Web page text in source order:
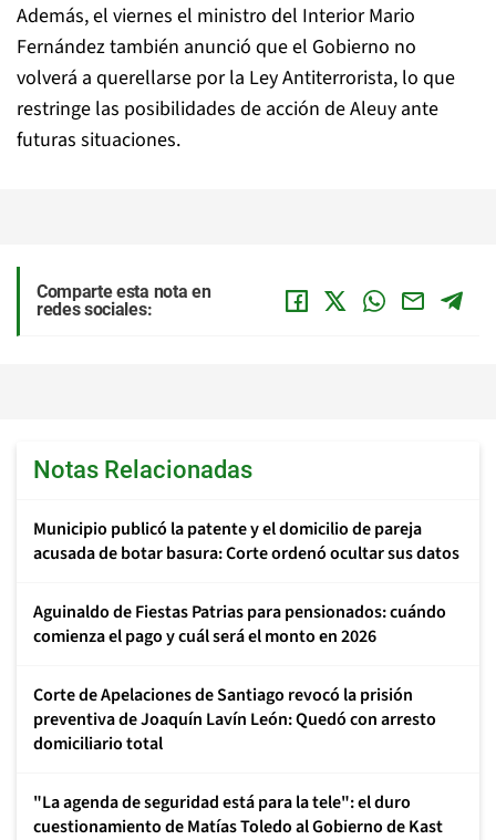
Además, el viernes el ministro del Interior Mario
Fernández también anunció que el Gobierno no
volverá a querellarse por la Ley Antiterrorista, lo que
restringe las posibilidades de acción de Aleuy ante
futuras situaciones.
Comparte esta nota en
redes sociales:
Notas Relacionadas
Municipio publicó la patente y el domicilio de pareja
acusada de botar basura: Corte ordenó ocultar sus datos
Aguinaldo de Fiestas Patrias para pensionados: cuándo
comienza el pago y cuál será el monto en 2026
Corte de Apelaciones de Santiago revocó la prisión
preventiva de Joaquín Lavín León: Quedó con arresto
domiciliario total
"La agenda de seguridad está para la tele": el duro
cuestionamiento de Matías Toledo al Gobierno de Kast